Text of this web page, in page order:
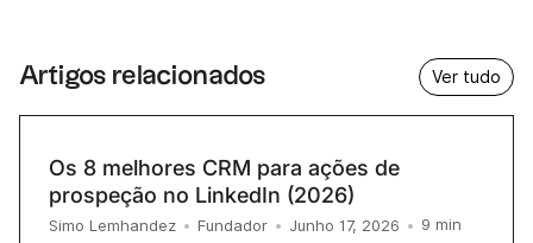
Artigos relacionados Ver tudo
Os 8 melhores CRM para ações de
prospeção no LinkedIn (2026)
Simo Lemhandez • Fundador • Junho 17, 2026 • 9 min